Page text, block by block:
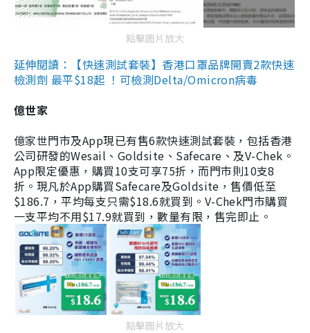
點擊圖片放大
延伸閱讀：【快速測試套裝】香港口罩品牌開賣2款快速
檢測劑 最平$18起 ！可檢測Delta/Omicron病毒
億世家
億家世門市及App現已有售6款快速測試套裝，包括香港
公司研發的Wesail、Goldsite、Safecare、及V-Chek。
App限定優惠，購買10支可享75折，而門市則10支8
折。現凡於App購買Safecare及Goldsite，售價低至
$186.7，平均每支只需$18.6就買到。V-Chek門市購買
一支平均不用$17.9就買到，數量有限，售完即止。
點擊圖片放大